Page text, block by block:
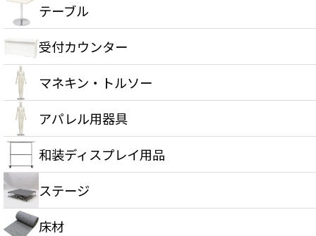
テーブル
受付カウンター
マネキン・トルソー
アパレル用器具
和装ディスプレイ用品
ステージ
床材